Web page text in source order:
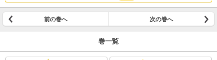
前の巻へ 次の巻へ
巻一覧